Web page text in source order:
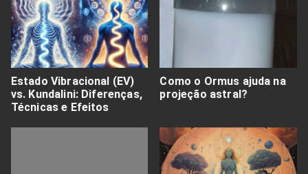
Estado Vibracional (EV)
vs. Kundalini: Diferenças,
Técnicas e Efeitos
Como o Ormus ajuda na
projeção astral?